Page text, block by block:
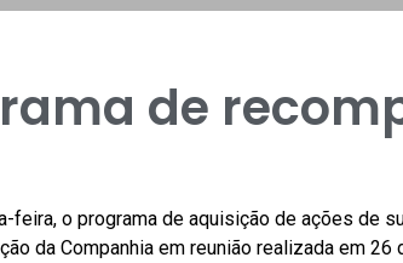
de
feira, o programa de aquisição de ações de
da Companhia em reunião realizada em 26